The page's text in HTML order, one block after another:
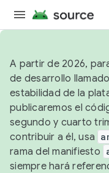
A partir de 2026,
de desarrollo
estabilidad de la
publicaremos el
segundo y cuarto
contribuir a él, usa
rama del manifiesto
siempre hará